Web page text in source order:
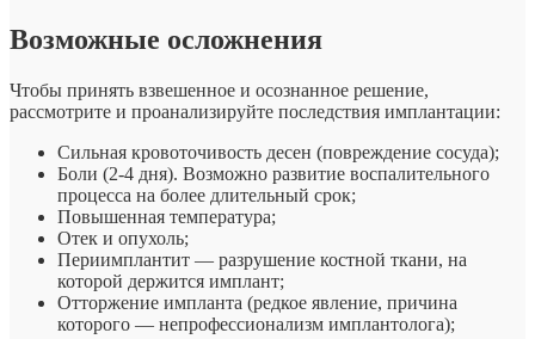
Возможные осложнения
Чтобы принять взвешенное и осознанное решение,
рассмотрите и проанализируйте последствия имплантации:
Сильная кровоточивость десен (повреждение сосуда);
Боли (2-4 дня). Возможно развитие воспалительного
процесса на более длительный срок;
Повышенная температура;
Отек и опухоль;
Периимплантит — разрушение костной ткани, на
которой держится имплант;
Отторжение импланта (редкое явление, причина
которого — непрофессионализм имплантолога);